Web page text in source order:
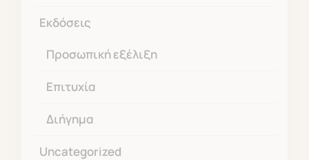
Εκδόσεις
Προσωπική εξέλιξη
Επιτυχία
Διήγημα
Uncategorized